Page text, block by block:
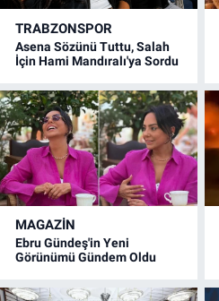
TRABZONSPOR
Asena Sözünü Tuttu, Salah
İçin Hami Mandıralı'ya Sordu
MAGAZİN
Ebru Gündeş'in Yeni
Görünümü Gündem Oldu